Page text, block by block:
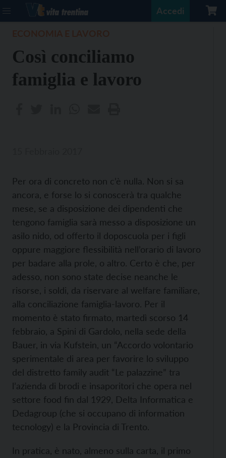
Accedi
Così conciliamo
famiglia e lavoro
Per ora di concreto non c’è nulla. Non si sa
ancora, e forse lo si conoscerà tra qualche
mese, se a disposizione dei dipendenti che
tengono famiglia sarà messo a disposizione un
asilo nido, od offerto il doposcuola per i figli
oppure maggiore flessibilità nell’orario di lavoro
per badare alla prole, o altro. Certo è che, per
adesso, non sono state decise neanche le
risorse, i soldi, da riservare al welfare familiare,
alla conciliazione famiglia-lavoro. Per il
momento è stato firmato, martedì scorso 14
febbraio, a Spini di Gardolo, nella sede della
Bauer, in via Kufstein, un “Accordo volontario
sperimentale di area per favorire lo sviluppo
del distretto family audit “Le palazzine” tra
l’azienda di brodi e insaporitori che opera nel
settore food fin dal 1929, Delta Informatica e
Dedagroup (che si occupano di information
tecnology) e la Provincia di Trento.
In pratica, è nato, almeno sulla carta, il primo